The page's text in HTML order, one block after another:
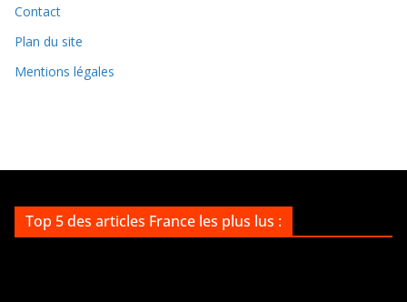
v
e
Contact
Plan du site
Mentions légales
Top 5 des articles France les plus lus :